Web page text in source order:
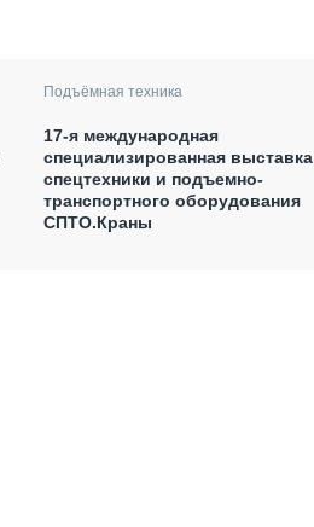
Подъёмная техника
17-я международная
специализированная выставка
спецтехники и подъемно-
транспортного оборудования
СПТО.Краны